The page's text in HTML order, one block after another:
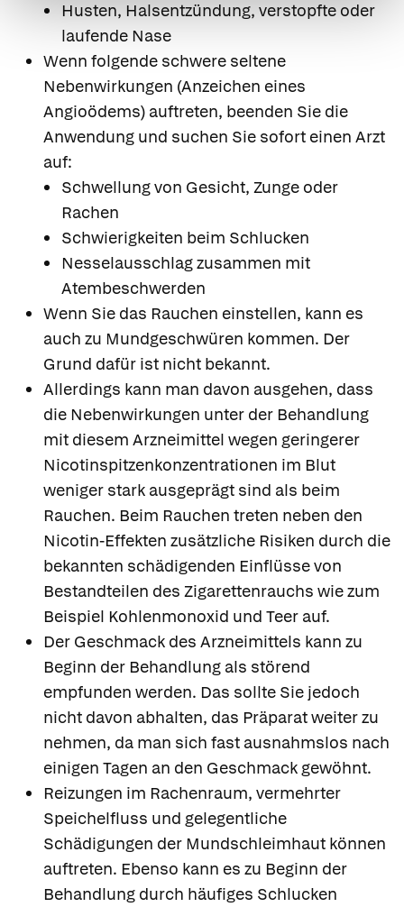
Husten, Halsentzündung, verstopfte oder
laufende Nase
Wenn folgende schwere seltene
Nebenwirkungen (Anzeichen eines
Angioödems) auftreten, beenden Sie die
Anwendung und suchen Sie sofort einen Arzt
auf:
Schwellung von Gesicht, Zunge oder
Rachen
Schwierigkeiten beim Schlucken
Nesselausschlag zusammen mit
Atembeschwerden
Wenn Sie das Rauchen einstellen, kann es
auch zu Mundgeschwüren kommen. Der
Grund dafür ist nicht bekannt.
Allerdings kann man davon ausgehen, dass
die Nebenwirkungen unter der Behandlung
mit diesem Arzneimittel wegen geringerer
Nicotinspitzenkonzentrationen im Blut
weniger stark ausgeprägt sind als beim
Rauchen. Beim Rauchen treten neben den
Nicotin-Effekten zusätzliche Risiken durch die
bekannten schädigenden Einflüsse von
Bestandteilen des Zigarettenrauchs wie zum
Beispiel Kohlenmonoxid und Teer auf.
Der Geschmack des Arzneimittels kann zu
Beginn der Behandlung als störend
empfunden werden. Das sollte Sie jedoch
nicht davon abhalten, das Präparat weiter zu
nehmen, da man sich fast ausnahmslos nach
einigen Tagen an den Geschmack gewöhnt.
Reizungen im Rachenraum, vermehrter
Speichelfluss und gelegentliche
Schädigungen der Mundschleimhaut können
auftreten. Ebenso kann es zu Beginn der
Behandlung durch häufiges Schlucken